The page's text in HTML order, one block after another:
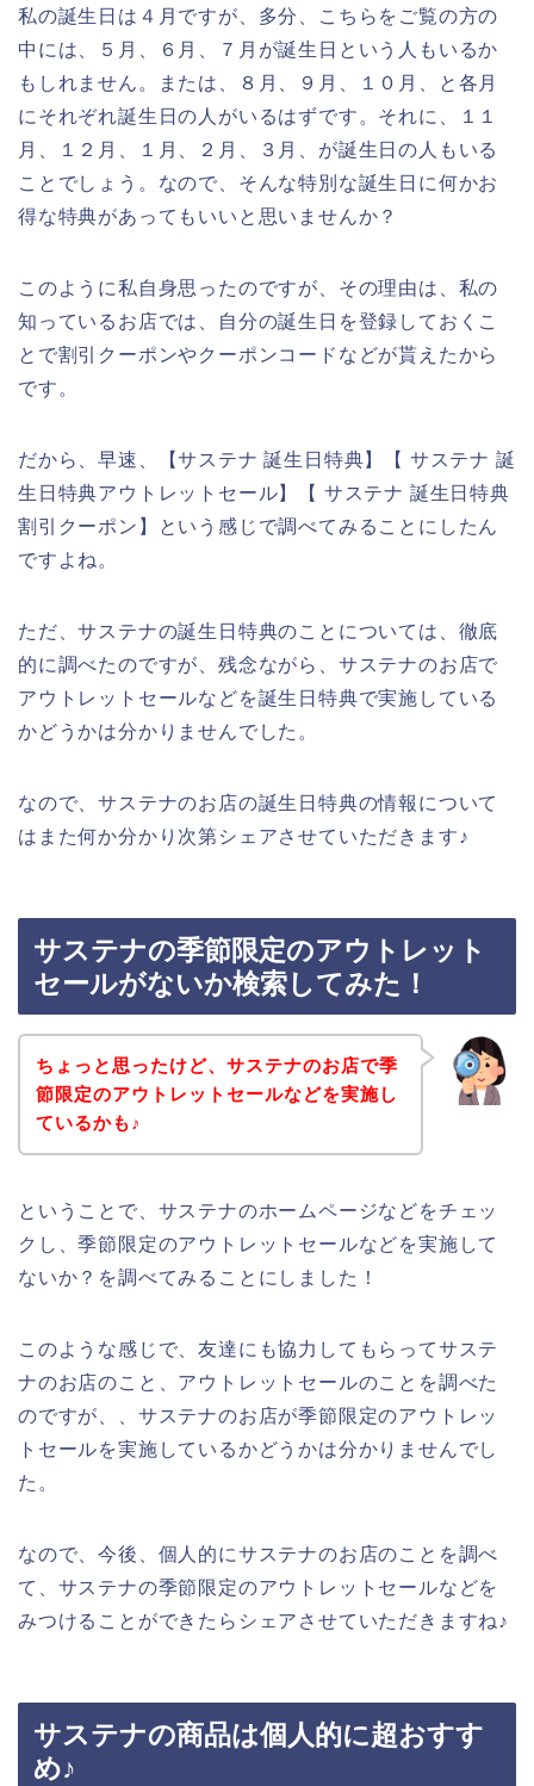
私の誕生日は４月ですが、多分、こちらをご覧の方の
中には、５月、６月、７月が誕生日という人もいるか
もしれません。または、８月、９月、１０月、と各月
にそれぞれ誕生日の人がいるはずです。それに、１１
月、１２月、１月、２月、３月、が誕生日の人もいる
ことでしょう。なので、そんな特別な誕生日に何かお
得な特典があってもいいと思いませんか？
このように私自身思ったのですが、その理由は、私の
知っているお店では、自分の誕生日を登録しておくこ
とで割引クーポンやクーポンコードなどが貰えたから
です。
だから、早速、【サステナ 誕生日特典】【 サステナ 誕
生日特典アウトレットセール】【 サステナ 誕生日特典
割引クーポン】という感じで調べてみることにしたん
ですよね。
ただ、サステナの誕生日特典のことについては、徹底
的に調べたのですが、残念ながら、サステナのお店で
アウトレットセールなどを誕生日特典で実施している
かどうかは分かりませんでした。
なので、サステナのお店の誕生日特典の情報について
はまた何か分かり次第シェアさせていただきます♪
サステナの季節限定のアウトレット
セールがないか検索してみた！
ちょっと思ったけど、サステナのお店で季
節限定のアウトレットセールなどを実施し
ているかも♪
ということで、サステナのホームページなどをチェッ
クし、季節限定のアウトレットセールなどを実施して
ないか？を調べてみることにしました！
このような感じで、友達にも協力してもらってサステ
ナのお店のこと、アウトレットセールのことを調べた
のですが、、サステナのお店が季節限定のアウトレッ
トセールを実施しているかどうかは分かりませんでし
た。
なので、今後、個人的にサステナのお店のことを調べ
て、サステナの季節限定のアウトレットセールなどを
みつけることができたらシェアさせていただきますね♪
サステナの商品は個人的に超おすす
め♪